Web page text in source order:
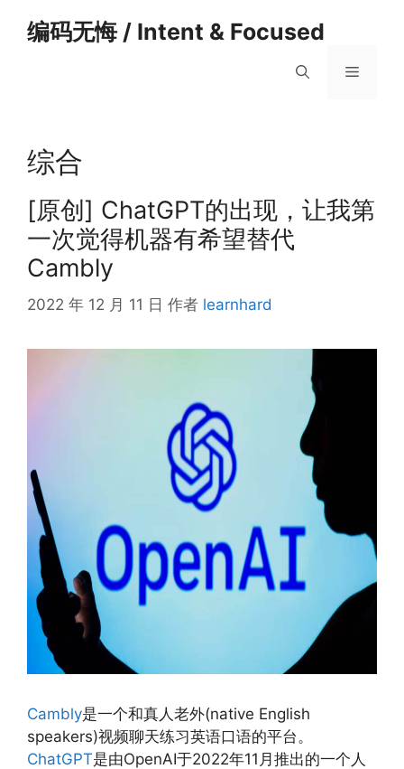
编码无悔 / Intent & Focused
菜
综合
[原创] ChatGPT的出现，让我第
一次觉得机器有希望替代
Cambly
2022 年 12 月 11 日 作者 learnhard
Cambly是一个和真人老外(native English
speakers)视频聊天练习英语口语的平台。
ChatGPT是由OpenAI于2022年11月推出的一个人